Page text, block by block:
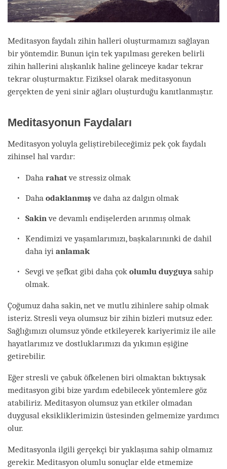
Meditasyon faydalı zihin halleri oluşturmamızı sağlayan
bir yöntemdir. Bunun için tek yapılması gereken belirli
zihin hallerini alışkanlık haline gelinceye kadar tekrar
tekrar oluşturmaktır. Fiziksel olarak meditasyonun
gerçekten de yeni sinir ağları oluşturduğu kanıtlanmıştır.
Meditasyonun Faydaları
Meditasyon yoluyla geliştirebileceğimiz pek çok faydalı
zihinsel hal vardır:
Daharahatve stressiz olmak
Dahaodaklanmış ve daha az dalgın olmak
Sakinve devamlı endişelerden arınmış olmak
Kendimizi ve yaşamlarımızı, başkalarınınki de dahil
daha iyianlamak
Sevgi ve şefkat gibi daha çokolumlu duyguya sahip
olmak.
Çoğumuz daha sakin, net ve mutlu zihinlere sahip olmak
isteriz. Stresli veya olumsuz bir zihin bizleri mutsuz eder.
Sağlığımızı olumsuz yönde etkileyerek kariyerimiz ile aile
hayatlarımız ve dostluklarımızı da yıkımın eşiğine
getirebilir.
Eğer stresli ve çabuk öfkelenen biri olmaktan bıktıysak
meditasyon gibi bize yardım edebilecek yöntemlere göz
atabiliriz. Meditasyon olumsuz yan etkiler olmadan
duygusal eksikliklerimizin üstesinden gelmemize yardımcı
olur.
Meditasyonla ilgili gerçekçi bir yaklaşıma sahip olmamız
gerekir. Meditasyon olumlu sonuçlar elde etmemize